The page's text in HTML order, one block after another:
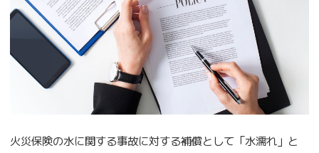
火災保険の水に関する事故に対する補償として「水濡れ」と